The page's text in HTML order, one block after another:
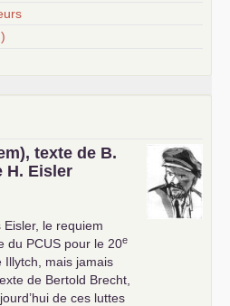
texte de B.
H. Eisler
le requiem
du PCUS pour le 20e
mais jamais
de Bertold Brecht,
de ces luttes